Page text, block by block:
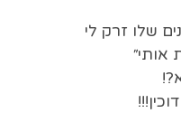
שלו זרק לי
אותי״